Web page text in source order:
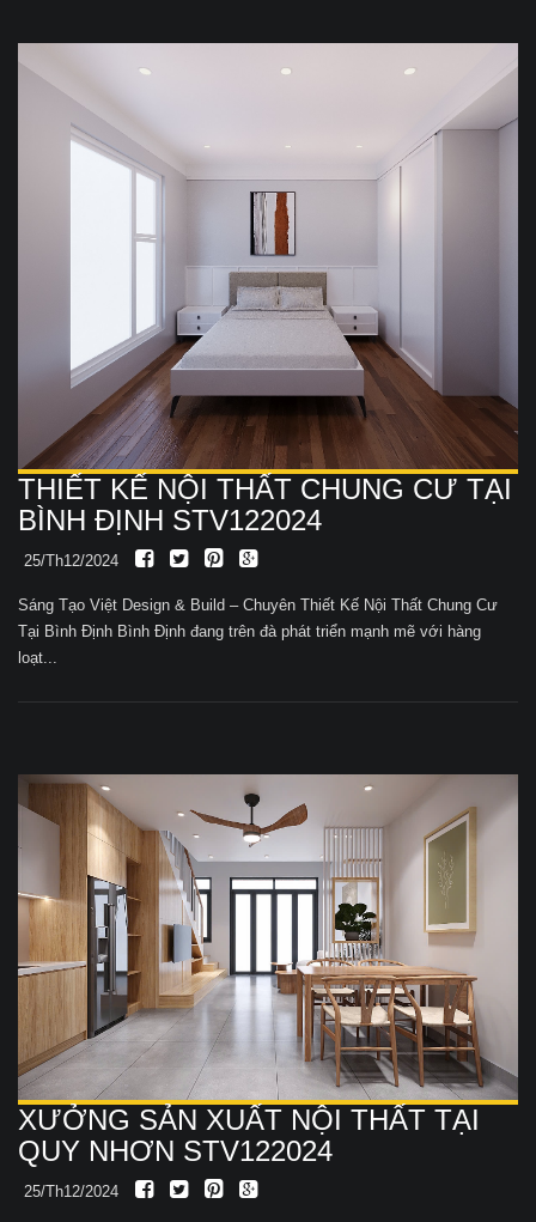
THIẾT KẾ NỘI THẤT CHUNG CƯ TẠI
BÌNH ĐỊNH STV122024
25/Th12/2024
Sáng Tạo Việt Design & Build – Chuyên Thiết Kế Nội Thất Chung Cư
Tại Bình Định Bình Định đang trên đà phát triển mạnh mẽ với hàng
loạt...
XƯỞNG SẢN XUẤT NỘI THẤT TẠI
QUY NHƠN STV122024
25/Th12/2024